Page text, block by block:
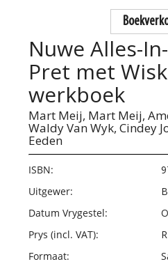
Nuwe Alles-
Pret met
werkboek
Mart Meij, Mart Meij,
Waldy Van Wyk, Cindey
Eeden
ISBN:
Uitgewer:
Datum Vrygestel:
Prys (incl. VAT):
Formaat: